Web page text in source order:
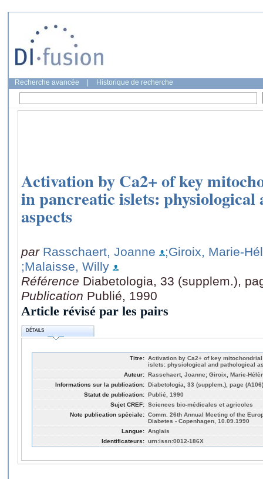
Recherche avancée Historique de recherche
Activation by Ca2+ of key
in pancreatic islets: physiological
aspects
par Rasschaert, Joanne
;Giroix, Marie-
;Malaisse, Willy
Référence Diabetologia, 33 (supplem.),
Publication Publié, 1990
Article révisé par les pairs
DÉTAILS
Titre: Activation by Ca2+ of key
islets: physiological and pathological
Auteur: Rasschaert, Joanne; Giroix, Marie-
Informations sur la publication: Diabetologia, 33 (supplem.), page (A106)
Statut de publication: Publié, 1990
Sujet CREF: Sciences bio-médicales et agricoles
Note publication spéciale: Comm. 26th Annual Meeting of the
Diabetes - Copenhagen, 10.09.1990
Langue: Anglais
Identificateurs: urn:issn:0012-186X